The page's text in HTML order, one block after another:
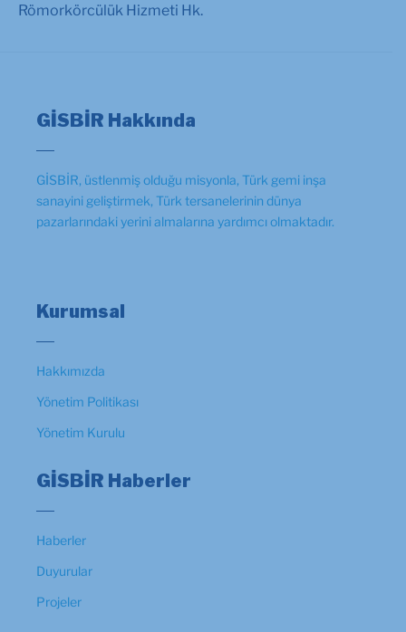
Römorkörcülük Hizmeti Hk.
GİSBİR Hakkında
GİSBİR, üstlenmiş olduğu misyonla, Türk gemi inşa
sanayini geliştirmek, Türk tersanelerinin dünya
pazarlarındaki yerini almalarına yardımcı olmaktadır.
Kurumsal
Hakkımızda
Yönetim Politikası
Yönetim Kurulu
GİSBİR Haberler
Haberler
Duyurular
Projeler